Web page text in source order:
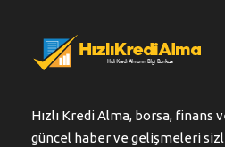
Hızlı Kredi Alma, borsa, finans
güncel haber ve gelişmeleri